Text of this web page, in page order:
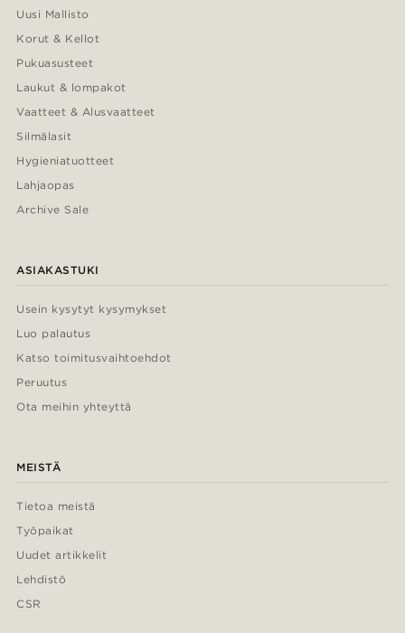
Uusi Mallisto
Korut & Kellot
Pukuasusteet
Laukut & lompakot
Vaatteet & Alusvaatteet
Silmälasit
Hygieniatuotteet
Lahjaopas
Archive Sale
ASIAKASTUKI
Usein kysytyt kysymykset
Luo palautus
Katso toimitusvaihtoehdot
Peruutus
Ota meihin yhteyttä
MEISTÄ
Tietoa meistä
Työpaikat
Uudet artikkelit
Lehdistö
CSR